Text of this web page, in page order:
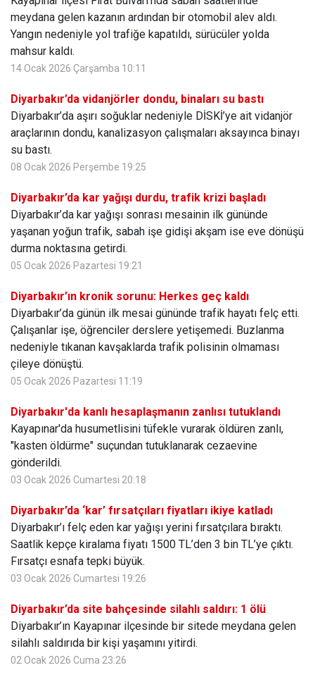
meydana gelen kazanın ardından bir otomobil alev aldı.
Yangın nedeniyle yol trafiğe kapatıldı, sürücüler yolda
mahsur kaldı.
14 Ocak 2026 Çarşamba 10:11
Diyarbakır’da vidanjörler dondu, binaları su bastı
Diyarbakır’da aşırı soğuklar nedeniyle DİSKİ’ye ait vidanjör
araçlarının dondu, kanalizasyon çalışmaları aksayınca binayı
su bastı.
08 Ocak 2026 Perşembe 19:25
Diyarbakır’da kar yağışı durdu, trafik krizi başladı
Diyarbakır’da kar yağışı sonrası mesainin ilk gününde
yaşanan yoğun trafik, sabah işe gidişi akşam ise eve dönüşü
durma noktasına getirdi.
05 Ocak 2026 Pazartesi 19:21
Diyarbakır’ın kronik sorunu: Herkes geç kaldı
Diyarbakır’da günün ilk mesai gününde trafik hayatı felç etti.
Çalışanlar işe, öğrenciler derslere yetişemedi. Buzlanma
nedeniyle tıkanan kavşaklarda trafik polisinin olmaması
çileye dönüştü.
05 Ocak 2026 Pazartesi 11:19
Diyarbakır'da kanlı hesaplaşmanın zanlısı tutuklandı
Kayapınar'da husumetlisini tüfekle vurarak öldüren zanlı,
"kasten öldürme" suçundan tutuklanarak cezaevine
gönderildi.
03 Ocak 2026 Cumartesi 20:18
Diyarbakır’da ‘kar’ fırsatçıları fiyatları ikiye katladı
Diyarbakır’ı felç eden kar yağışı yerini fırsatçılara bıraktı.
Saatlik kepçe kiralama fiyatı 1500 TL’den 3 bin TL’ye çıktı.
Fırsatçı esnafa tepki büyük.
03 Ocak 2026 Cumartesi 19:26
Diyarbakır’da site bahçesinde silahlı saldırı: 1 ölü
Diyarbakır’ın Kayapınar ilçesinde bir sitede meydana gelen
silahlı saldırıda bir kişi yaşamını yitirdi.
02 Ocak 2026 Cuma 23:26